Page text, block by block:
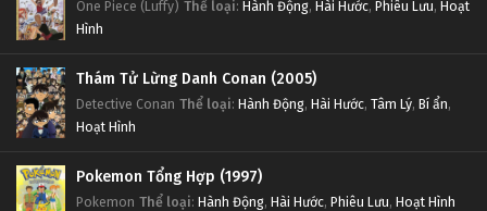
One Piece (Luffy) Thể loại: Hành Động, Hài Hước, Phiêu Lưu, Hoạt
Hình
Thám Tử Lừng Danh Conan (2005)
Detective Conan Thể loại: Hành Động, Hài Hước, Tâm Lý, Bí ẩn,
Hoạt Hình
Pokemon Tổng Hợp (1997)
Pokemon Thể loại: Hành Động, Hài Hước, Phiêu Lưu, Hoạt Hình